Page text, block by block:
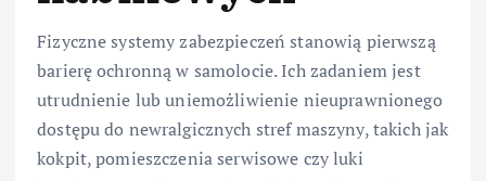
Fizyczne systemy zabezpieczeń stanowią pierwszą
barierę ochronną w samolocie. Ich zadaniem jest
utrudnienie lub uniemożliwienie nieuprawnionego
dostępu do newralgicznych stref maszyny, takich jak
kokpit, pomieszczenia serwisowe czy luki